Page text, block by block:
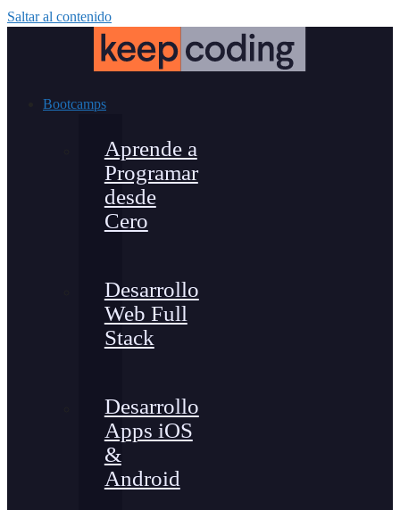
Saltar al contenido
Bootcamps
Aprende a
Programar
desde
Cero
Desarrollo
Web Full
Stack
Desarrollo
Apps iOS
&
Android